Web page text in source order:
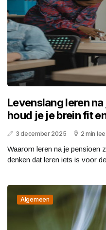
Levenslang leren
houd je je brein fit
3 december 2025 2 min
Waarom leren na je pensioen
denken dat leren iets is voor
Algemeen